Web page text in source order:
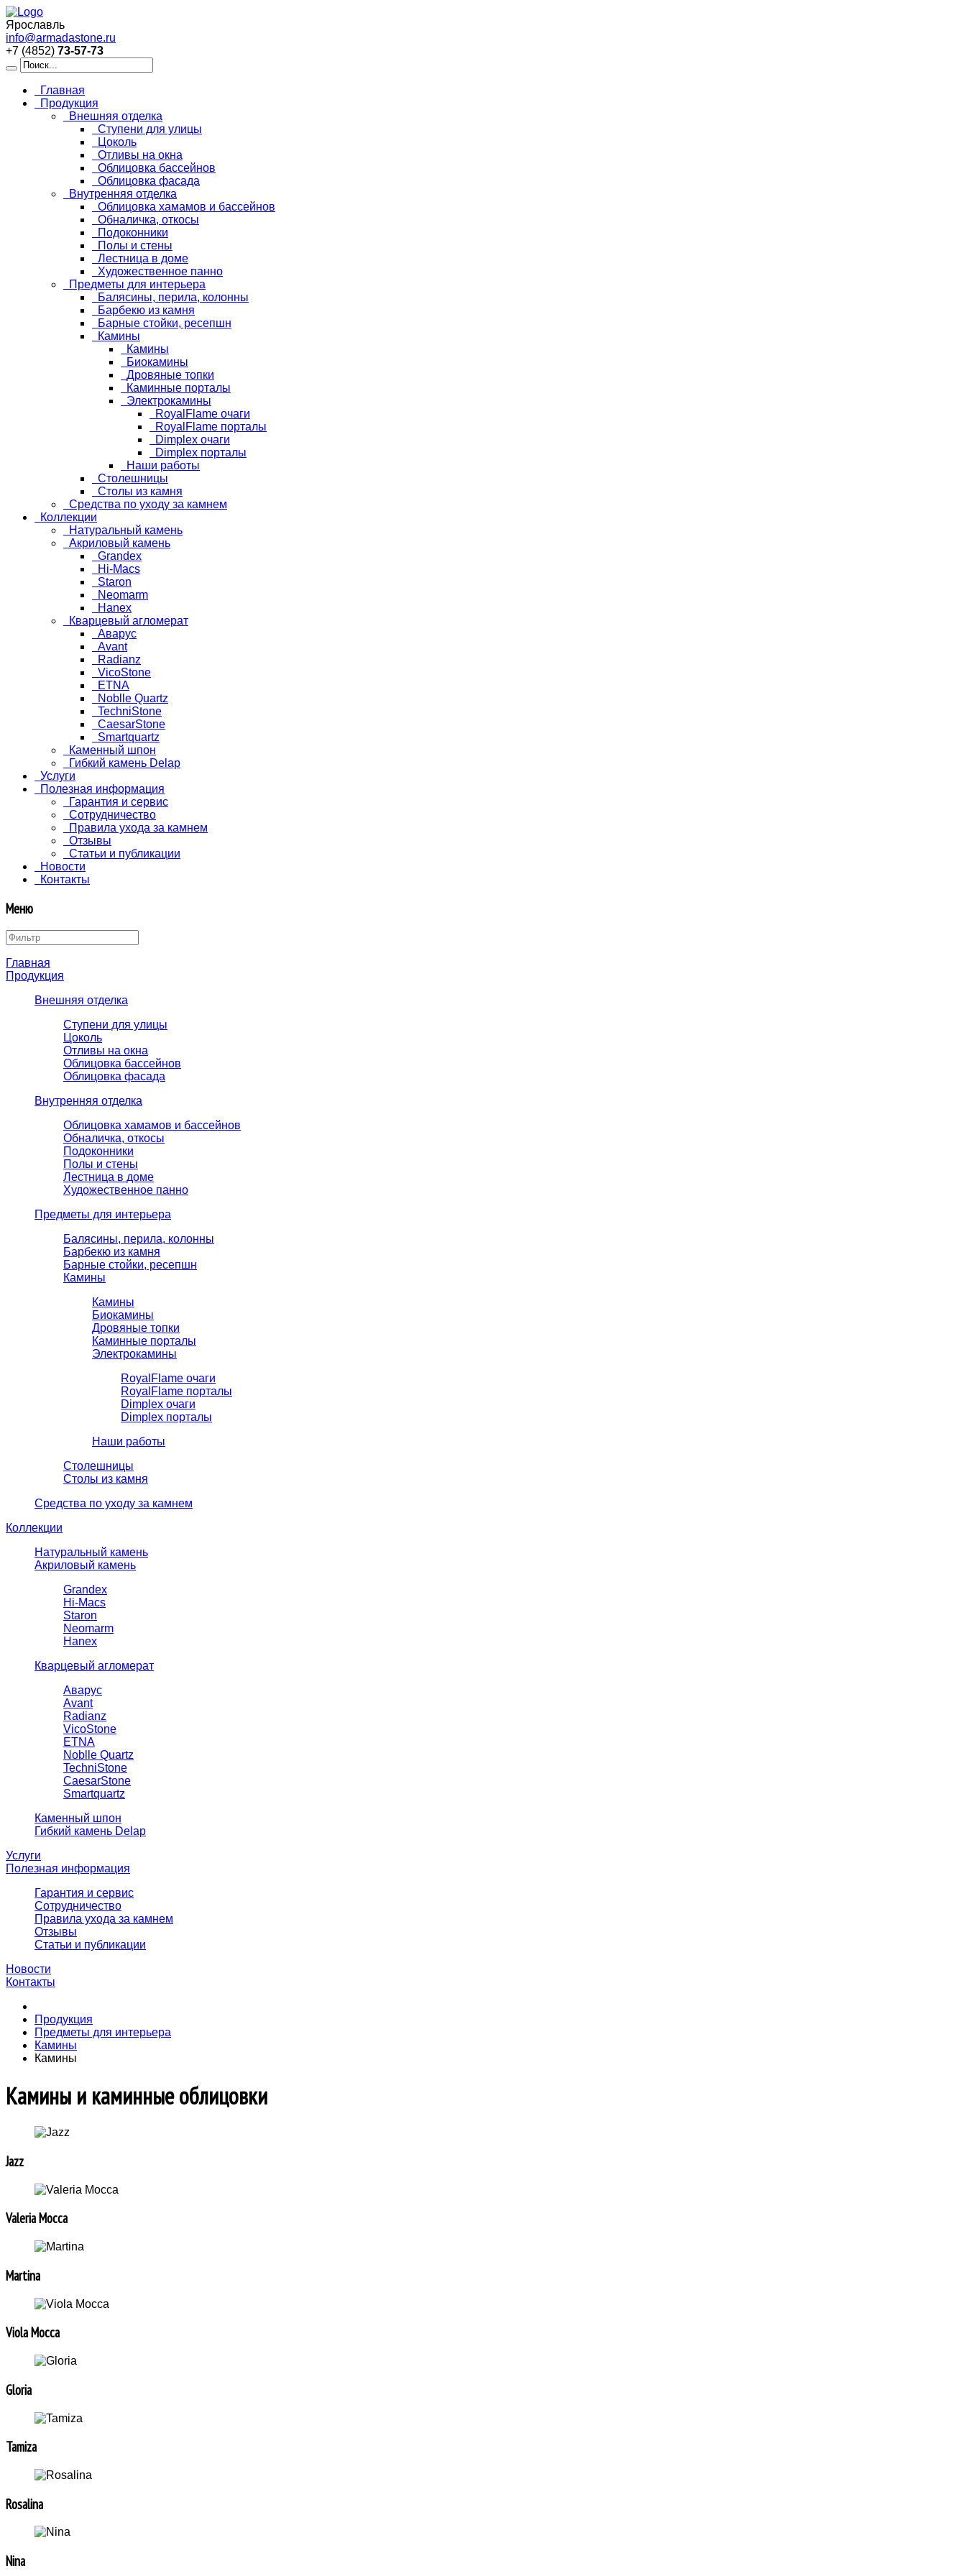
Ярославль
info@armadastone.ru
+7 (4852) 73-57-73
Главная
Продукция
Внешняя отделка
Ступени для улицы
Цоколь
Отливы на окна
Облицовка бассейнов
Облицовка фасада
Внутренняя отделка
Облицовка хамамов и бассейнов
Обналичка, откосы
Подоконники
Полы и стены
Лестница в доме
Художественное панно
Предметы для интерьера
Балясины, перила, колонны
Барбекю из камня
Барные стойки, ресепшн
Камины
Камины
Биокамины
Дровяные топки
Каминные порталы
Электрокамины
RoyalFlame очаги
RoyalFlame порталы
Dimplex очаги
Dimplex порталы
Наши работы
Столешницы
Столы из камня
Средства по уходу за камнем
Коллекции
Натуральный камень
Акриловый камень
Grandex
Hi-Macs
Staron
Neomarm
Hanex
Кварцевый агломерат
Аварус
Avant
Radianz
VicoStone
ETNA
Noblle Quartz
TechniStone
CaesarStone
Smartquartz
Каменный шпон
Гибкий камень Delap
Услуги
Полезная информация
Гарантия и сервис
Сотрудничество
Правила ухода за камнем
Отзывы
Статьи и публикации
Новости
Контакты
Меню
Главная
Продукция
Внешняя отделка
Ступени для улицы
Цоколь
Отливы на окна
Облицовка бассейнов
Облицовка фасада
Внутренняя отделка
Облицовка хамамов и бассейнов
Обналичка, откосы
Подоконники
Полы и стены
Лестница в доме
Художественное панно
Предметы для интерьера
Балясины, перила, колонны
Барбекю из камня
Барные стойки, ресепшн
Камины
Камины
Биокамины
Дровяные топки
Каминные порталы
Электрокамины
RoyalFlame очаги
RoyalFlame порталы
Dimplex очаги
Dimplex порталы
Наши работы
Столешницы
Столы из камня
Средства по уходу за камнем
Коллекции
Натуральный камень
Акриловый камень
Grandex
Hi-Macs
Staron
Neomarm
Hanex
Кварцевый агломерат
Аварус
Avant
Radianz
VicoStone
ETNA
Noblle Quartz
TechniStone
CaesarStone
Smartquartz
Каменный шпон
Гибкий камень Delap
Услуги
Полезная информация
Гарантия и сервис
Сотрудничество
Правила ухода за камнем
Отзывы
Статьи и публикации
Новости
Контакты
Продукция
Предметы для интерьера
Камины
Камины
Камины и каминные облицовки
Jazz
Valeria Mocca
Martina
Viola Mocca
Gloria
Tamiza
Rosalina
Nina